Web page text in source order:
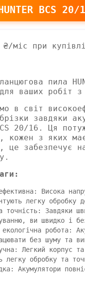
BCS 20/
₴/міс при
пила
ваших робіт з
в світ
завдяки
20/16. Ця
кожен з яких
це забезпечує
Висока
легку обробку
точність: Завдяки
ви швидко і
робота:
без шуму та
Легкий корпус та
легку обробку та
Акумулятори